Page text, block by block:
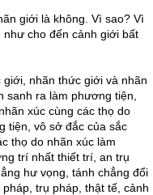
giới là không. Vì sao? Vì
cho đến cảnh giới bất
giới, nhãn thức giới và nhãn
sanh ra làm phương tiện,
xúc cùng các thọ do
tiện, vô sở đắc của sắc
thọ do nhãn xúc làm
trí nhất thiết trí, an trụ
hư vọng, tánh chẳng đổi
trụ pháp, thật tế, cảnh